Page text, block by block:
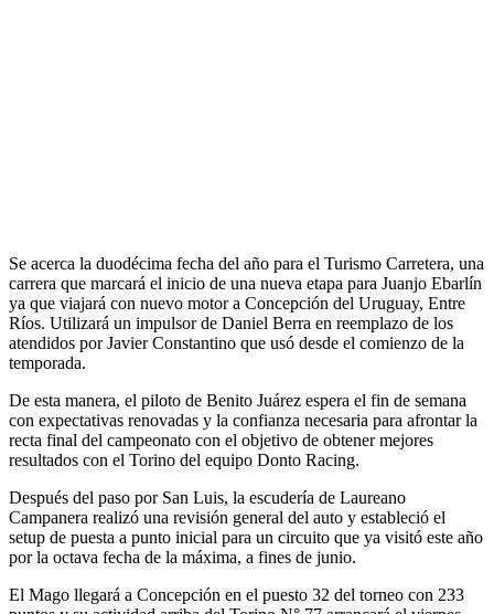
Se acerca la duodécima fecha del año para el Turismo Carretera, una
carrera que marcará el inicio de una nueva etapa para Juanjo Ebarlín
ya que viajará con nuevo motor a Concepción del Uruguay, Entre
Ríos. Utilizará un impulsor de Daniel Berra en reemplazo de los
atendidos por Javier Constantino que usó desde el comienzo de la
temporada.
De esta manera, el piloto de Benito Juárez espera el fin de semana
con expectativas renovadas y la confianza necesaria para afrontar la
recta final del campeonato con el objetivo de obtener mejores
resultados con el Torino del equipo Donto Racing.
Después del paso por San Luis, la escudería de Laureano
Campanera realizó una revisión general del auto y estableció el
setup de puesta a punto inicial para un circuito que ya visitó este año
por la octava fecha de la máxima, a fines de junio.
El Mago llegará a Concepción en el puesto 32 del torneo con 233